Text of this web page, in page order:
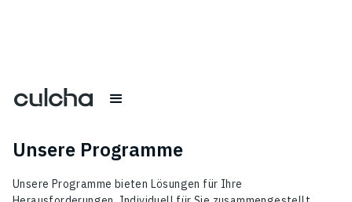
Unsere Programme
Unsere Programme bieten Lösungen für Ihre